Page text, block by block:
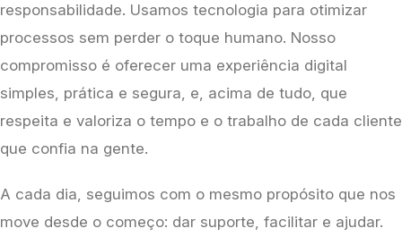
responsabilidade. Usamos tecnologia para otimizar
processos sem perder o toque humano. Nosso
compromisso é oferecer uma experiência digital
simples, prática e segura, e, acima de tudo, que
respeita e valoriza o tempo e o trabalho de cada cliente
que confia na gente.
A cada dia, seguimos com o mesmo propósito que nos
move desde o começo: dar suporte, facilitar e ajudar.